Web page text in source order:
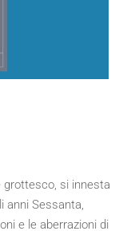
grottesco, si innesta
anni Sessanta,
e le aberrazioni di